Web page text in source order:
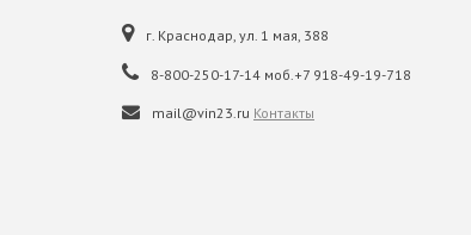
г. Краснодар, ул. 1 мая, 388
8-800-250-17-14 моб.+7 918-49-19-718
mail@vin23.ru Контакты